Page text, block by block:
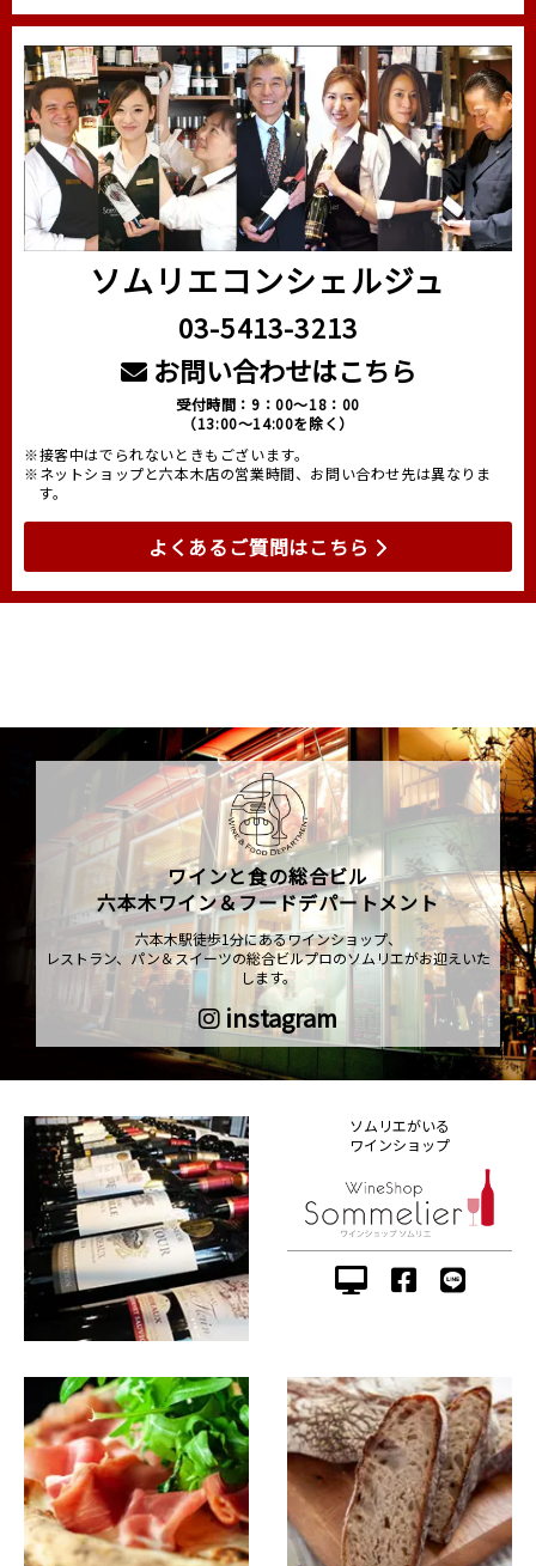
ソムリエコンシェルジュ
03-5413-3213
お問い合わせはこちら
受付時間：9：00～18：00
（13:00～14:00を除く）
※接客中はでられないときもございます。
※ネットショップと六本木店の営業時間、お問い合わせ先は異なりま
す。
よくあるご質問はこちら
ワインと食の総合ビル
六本木ワイン＆フードデパートメント
六本木駅徒歩1分にあるワインショップ、
レストラン、パン＆スイーツの総合ビルプロのソムリエがお迎えいた
します。
instagram
ソムリエがいる
ワインショップ